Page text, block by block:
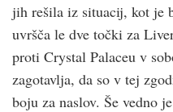
jih rešila iz situacij, kot je
uvršča le dve točki za
proti Crystal Palaceu v
zagotavlja, da so v tej
boju za naslov. Še vedno